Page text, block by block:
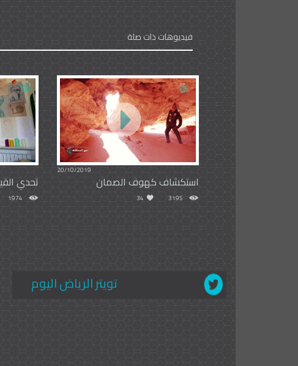
فيديوهات ذات صلة
20/10/2019
استكشاف كهوف الصمان
3195
34
تحدي
1974
تويتر الرياض اليوم